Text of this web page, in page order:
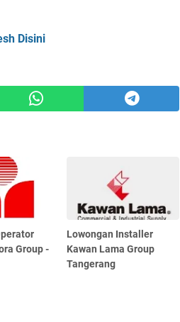
Disini
Group -
Lowongan Installer
Kawan Lama Group
Tangerang